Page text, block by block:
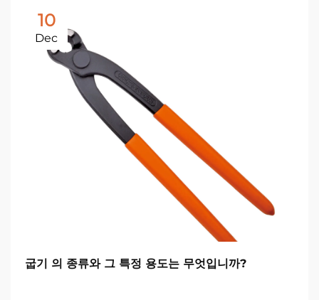
10
Dec
굽기 의 종류와 그 특정 용도는 무엇입니까?